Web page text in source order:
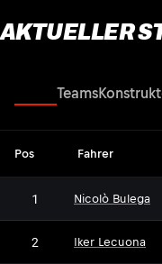
AKTUELLER
Teams
Pos Fahrer
1 Nicolò Bulega
2 Iker Lecuona